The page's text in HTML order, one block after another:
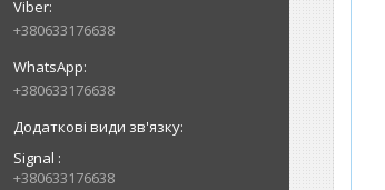
+380633176638
+380633176638
Signal
+380633176638